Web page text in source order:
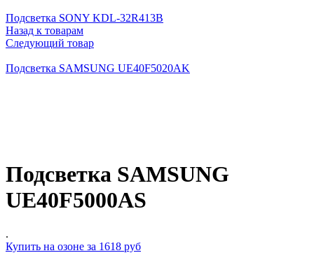
Подсветка SONY KDL-32R413B
Назад к товарам
Следующий товар
Подсветка SAMSUNG UE40F5020AK
Подсветка SAMSUNG
UE40F5000AS
.
Купить на озоне за 1618 руб